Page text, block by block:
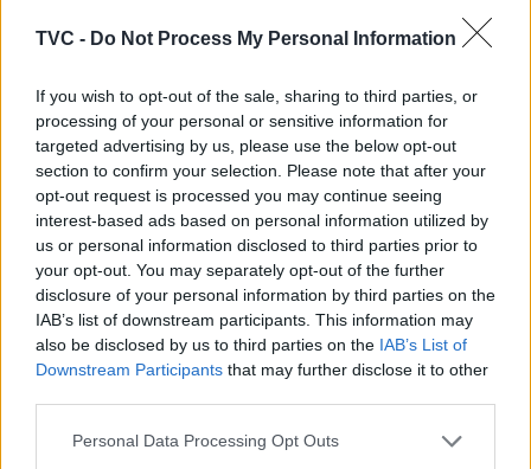
TVC - Do Not Process My Personal Information
If you wish to opt-out of the sale, sharing to third parties, or
processing of your personal or sensitive information for
targeted advertising by us, please use the below opt-out
section to confirm your selection. Please note that after your
opt-out request is processed you may continue seeing
interest-based ads based on personal information utilized by
us or personal information disclosed to third parties prior to
your opt-out. You may separately opt-out of the further
disclosure of your personal information by third parties on the
IAB’s list of downstream participants. This information may
also be disclosed by us to third parties on the IAB’s List of
Downstream Participants that may further disclose it to other
Personal Data Processing Opt Outs
Capacita Jovem de Poiares aproxima
jovens ao mundo do trabalho
31 DE JULHO, 2026
Sousa Martins durante o mês...